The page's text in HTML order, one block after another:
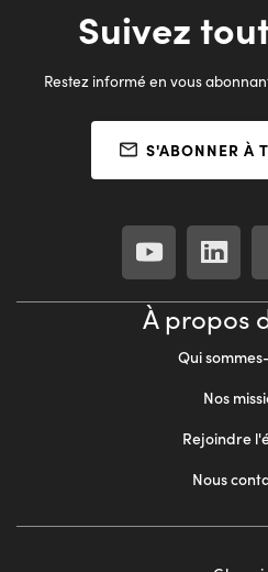
Suivez
Restez informé en vous
S'ABONNER À
À propos
Qui
Nos
Rejoindre
Nous